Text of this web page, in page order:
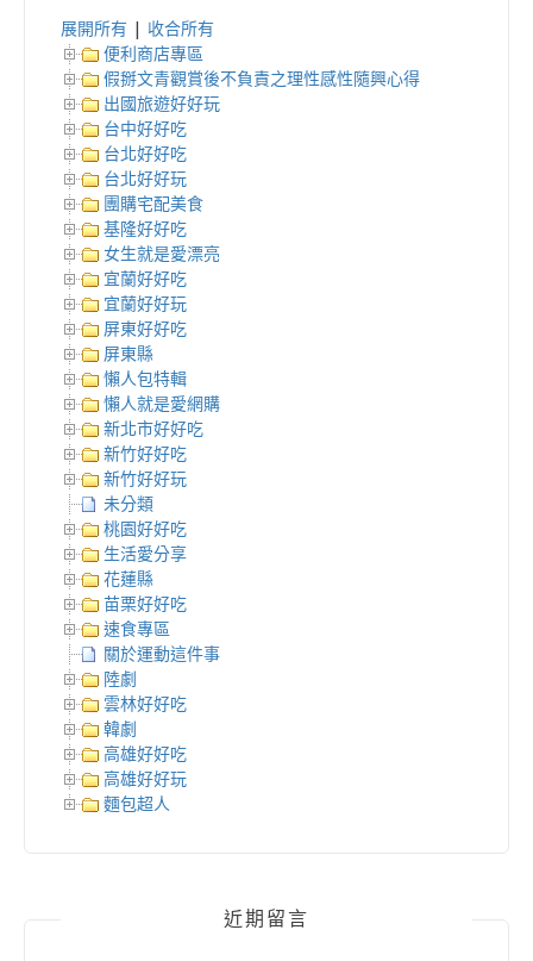
展開所有
收合所有
便利商店專區
假掰文青觀賞後不負責之理性感性隨興心得
出國旅遊好好玩
台中好好吃
台北好好吃
台北好好玩
團購宅配美食
基隆好好吃
女生就是愛漂亮
宜蘭好好吃
宜蘭好好玩
屏東好好吃
屏東縣
懶人包特輯
懶人就是愛網購
新北市好好吃
新竹好好吃
新竹好好玩
未分類
桃園好好吃
生活愛分享
花蓮縣
苗栗好好吃
速食專區
關於運動這件事
陸劇
雲林好好吃
韓劇
高雄好好吃
高雄好好玩
麵包超人
近期留言